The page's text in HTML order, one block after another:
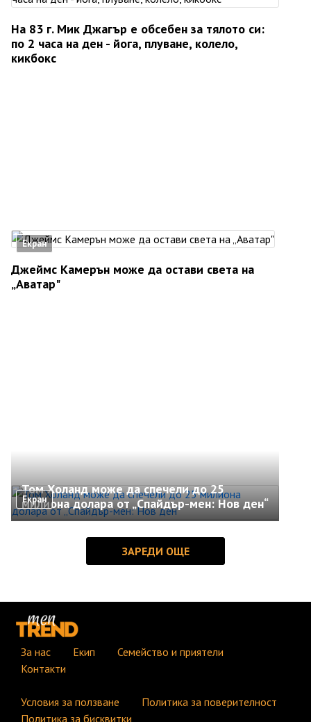
На 83 г. Мик Джагър е обсебен за тялото си:
по 2 часа на ден - йога, плуване, колело,
кикбокс
Екран
Джеймс Камерън може да остави света на
„Аватар"
Екран
Том Холанд може да спечели до 25
милиона долара от „Спайдър-мен: Нов ден“
За нас Екип
Семейство и приятели
Контакти
Условия за ползване
Политика за поверителност
Политика за бисквитки